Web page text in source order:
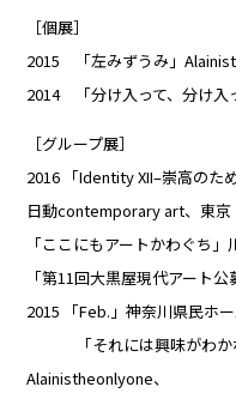
［個展］
2015 「左みずうみ」
2014 「分け入って、分け入
［グループ展］
2016 「Identity XII–崇高のた
日動contemporary art、東京
「ここにもアートかわぐ
「第11回大黒屋現代アート
2015 「Feb.」神奈川県民ホ
「それには興味がわかな
Alainistheonlyone、